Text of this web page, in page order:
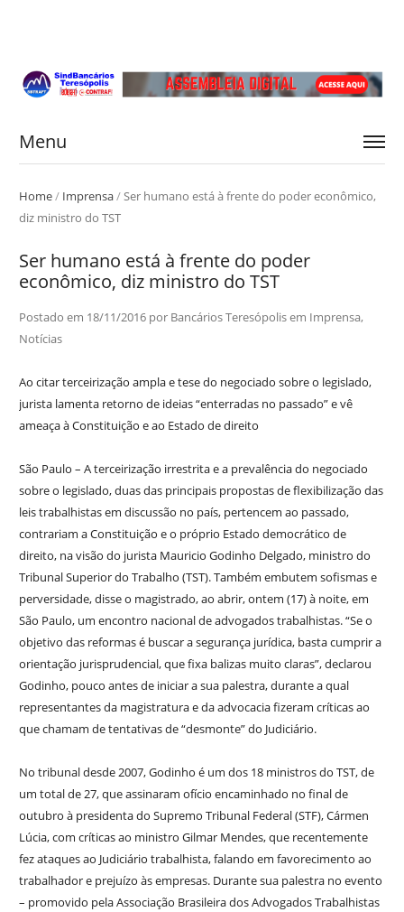
Menu
Home/ Imprensa/Ser humano está à frente do poder econômico,
diz ministro do TST
Ser humano está à frente do poder
econômico, diz ministro do TST
Postado em 18/11/2016por Bancários Teresópolisem Imprensa,
Notícias
Ao citar terceirização ampla e tese do negociado sobre o legislado,
jurista lamenta retorno de ideias “enterradas no passado” e vê
ameaça à Constituição e ao Estado de direito
São Paulo – A terceirização irrestrita e a prevalência do negociado
sobre o legislado, duas das principais propostas de flexibilização das
leis trabalhistas em discussão no país, pertencem ao passado,
contrariam a Constituição e o próprio Estado democrático de
direito, na visão do jurista Mauricio Godinho Delgado, ministro do
Tribunal Superior do Trabalho (TST). Também embutem sofismas e
perversidade, disse o magistrado, ao abrir, ontem (17) à noite, em
São Paulo, um encontro nacional de advogados trabalhistas. “Se o
objetivo das reformas é buscar a segurança jurídica, basta cumprir a
orientação jurisprudencial, que fixa balizas muito claras”, declarou
Godinho, pouco antes de iniciar a sua palestra, durante a qual
representantes da magistratura e da advocacia fizeram críticas ao
que chamam de tentativas de “desmonte” do Judiciário.
No tribunal desde 2007, Godinho é um dos 18 ministros do TST, de
um total de 27, que assinaram ofício encaminhado no final de
outubro à presidenta do Supremo Tribunal Federal (STF), Cármen
Lúcia, com críticas ao ministro Gilmar Mendes, que recentemente
fez ataques ao Judiciário trabalhista, falando em favorecimento ao
trabalhador e prejuízo às empresas. Durante sua palestra no evento
– promovido pela Associação Brasileira dos Advogados Trabalhistas